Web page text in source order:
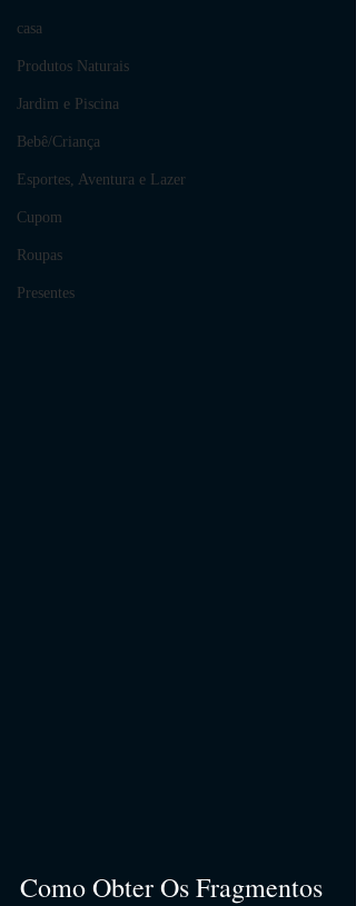
casa
Produtos Naturais
Jardim e Piscina
Bebê/Criança
Esportes, Aventura e Lazer
Cupom
Roupas
Presentes
Como Obter Os Fragmentos